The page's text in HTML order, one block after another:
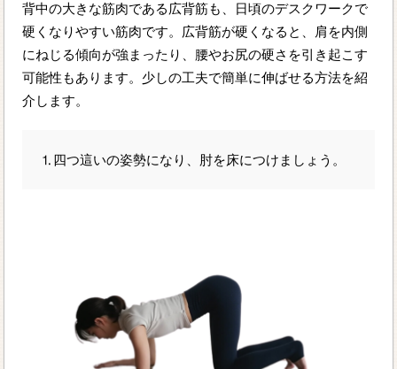
背中の大きな筋肉である広背筋も、日頃のデスクワークで
硬くなりやすい筋肉です。広背筋が硬くなると、肩を内側
にねじる傾向が強まったり、腰やお尻の硬さを引き起こす
可能性もあります。少しの工夫で簡単に伸ばせる方法を紹
介します。
⒈四つ這いの姿勢になり、肘を床につけましょう。